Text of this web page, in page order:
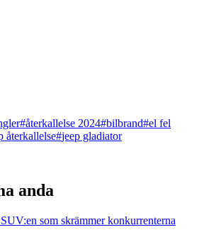
#återkallelse 2024#bilbrand#el fel
återkallelse#jeep gladiator
anda